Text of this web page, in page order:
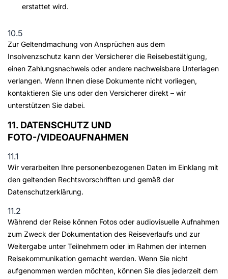
erstattet wird.
10.5
Zur Geltendmachung von Ansprüchen aus dem
Insolvenzschutz kann der Versicherer die Reisebestätigung,
einen Zahlungsnachweis oder andere nachweisbare Unterlagen
verlangen. Wenn Ihnen diese Dokumente nicht vorliegen,
kontaktieren Sie uns oder den Versicherer direkt – wir
unterstützen Sie dabei.
11. DATENSCHUTZ UND
FOTO-/VIDEOAUFNAHMEN
11.1
Wir verarbeiten Ihre personenbezogenen Daten im Einklang mit
den geltenden Rechtsvorschriften und gemäß der
Datenschutzerklärung.
11.2
Während der Reise können Fotos oder audiovisuelle Aufnahmen
zum Zweck der Dokumentation des Reiseverlaufs und zur
Weitergabe unter Teilnehmern oder im Rahmen der internen
Reisekommunikation gemacht werden. Wenn Sie nicht
aufgenommen werden möchten, können Sie dies jederzeit dem